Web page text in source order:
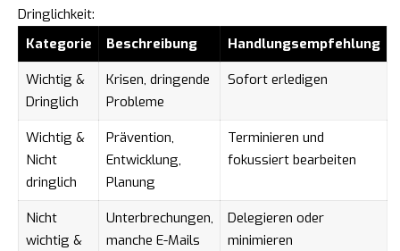
Dringlichkeit:
Kategorie
Beschreibung
Handlungsempfehlung
Wichtig &
Dringlich
Krisen, dringende
Probleme
Sofort erledigen
Wichtig &
Nicht
dringlich
Prävention,
Entwicklung,
Planung
Terminieren und
fokussiert bearbeiten
Nicht
wichtig &
Unterbrechungen,
manche E-Mails
Delegieren oder
minimieren